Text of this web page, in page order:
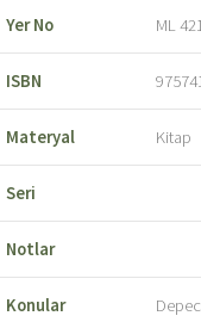
Yer No ML
ISBN
Materyal Kitap
Seri
Notlar
Konular